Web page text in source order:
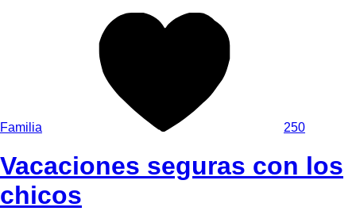
Familia 250
Vacaciones seguras con los
chicos